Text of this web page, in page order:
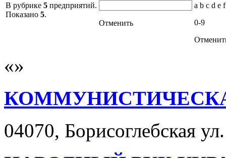
В рубрике 5 предприятий.
Показано 5.
Отменить
a b c d e
0-9
04070, Борисоглебская